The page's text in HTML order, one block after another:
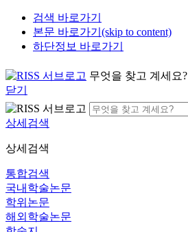
검색 바로가기
본문 바로가기(skip to content)
하단정보 바로가기
무엇을 찾고 계세요?
닫기
상세검색
상세검색
통합검색
국내학술논문
학위논문
해외학술논문